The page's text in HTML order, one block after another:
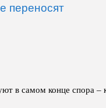
переносят
в самом конце спора –